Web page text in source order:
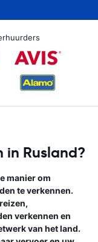
in Rusland?
manier om
te verkennen.
verkennen en
van het land.